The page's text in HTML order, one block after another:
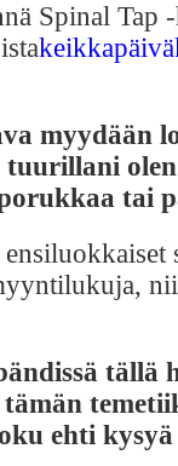
Spinal Tap
myydään
tai
tällä
ehti